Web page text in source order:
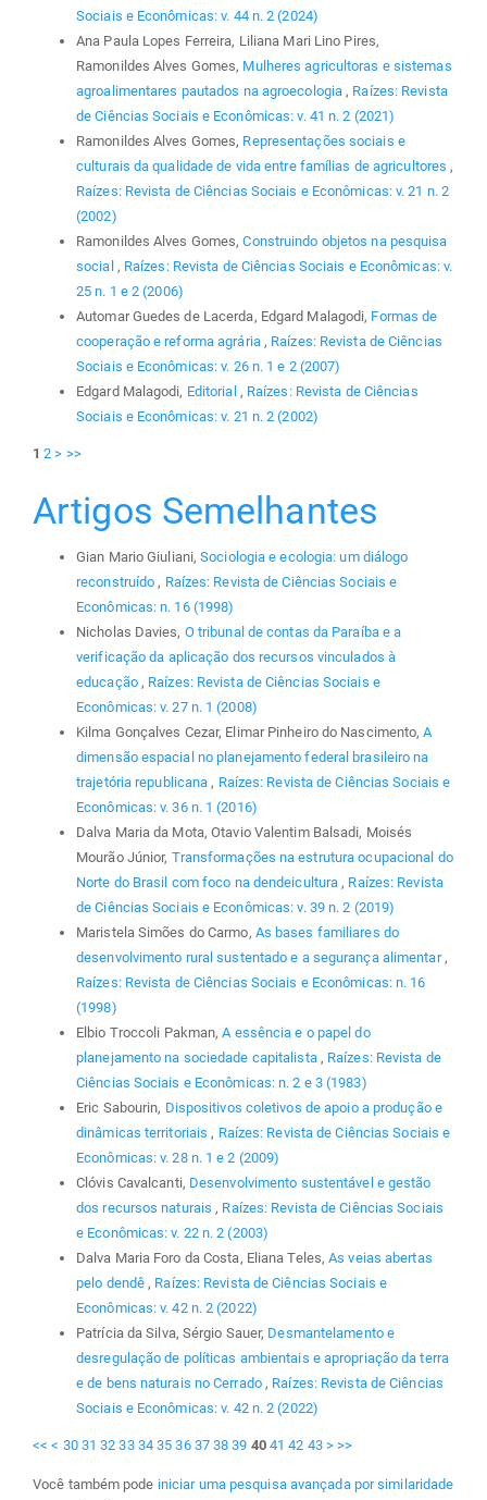
Sociais e Econômicas: v. 44 n. 2 (2024)
Ana Paula Lopes Ferreira, Liliana Mari Lino Pires,
Ramonildes Alves Gomes, Mulheres agricultoras e sistemas
agroalimentares pautados na agroecologia , Raízes: Revista
de Ciências Sociais e Econômicas: v. 41 n. 2 (2021)
Ramonildes Alves Gomes, Representações sociais e
culturais da qualidade de vida entre famílias de agricultores ,
Raízes: Revista de Ciências Sociais e Econômicas: v. 21 n. 2
(2002)
Ramonildes Alves Gomes,Construindo objetos na pesquisa
social , Raízes: Revista de Ciências Sociais e Econômicas: v.
25 n. 1 e 2 (2006)
Automar Guedes de Lacerda, Edgard Malagodi, Formas de
cooperação e reforma agrária , Raízes: Revista de Ciências
Sociais e Econômicas: v. 26 n. 1 e 2 (2007)
Edgard Malagodi, Editorial , Raízes: Revista de Ciências
Sociais e Econômicas: v. 21 n. 2 (2002)
1 2 > >>
Artigos Semelhantes
Gian Mario Giuliani,Sociologia e ecologia: um diálogo
reconstruído , Raízes: Revista de Ciências Sociais e
Econômicas: n. 16 (1998)
Nicholas Davies, O tribunal de contas da Paraíba e a
verificação da aplicação dos recursos vinculados à
educação , Raízes: Revista de Ciências Sociais e
Econômicas: v. 27 n. 1 (2008)
Kilma Gonçalves Cezar, Elimar Pinheiro do Nascimento,A
dimensão espacial no planejamento federal brasileiro na
trajetória republicana , Raízes: Revista de Ciências Sociais e
Econômicas: v. 36 n. 1 (2016)
Dalva Maria da Mota, Otavio Valentim Balsadi, Moisés
Mourão Júnior, Transformações na estrutura ocupacional do
Norte do Brasil com foco na dendeicultura , Raízes: Revista
de Ciências Sociais e Econômicas: v. 39 n. 2 (2019)
Maristela Simões do Carmo, As bases familiares do
desenvolvimento rural sustentado e a segurança alimentar ,
Raízes: Revista de Ciências Sociais e Econômicas: n. 16
(1998)
Elbio Troccoli Pakman,A essência e o papel do
planejamento na sociedade capitalista , Raízes: Revista de
Ciências Sociais e Econômicas: n. 2 e 3 (1983)
Eric Sabourin, Dispositivos coletivos de apoio a produção e
dinâmicas territoriais , Raízes: Revista de Ciências Sociais e
Econômicas: v. 28 n. 1 e 2 (2009)
Clóvis Cavalcanti, Desenvolvimento sustentável e gestão
dos recursos naturais , Raízes: Revista de Ciências Sociais
e Econômicas: v. 22 n. 2 (2003)
Dalva Maria Foro da Costa, Eliana Teles,As veias abertas
pelo dendê , Raízes: Revista de Ciências Sociais e
Econômicas: v. 42 n. 2 (2022)
Patrícia da Silva, Sérgio Sauer, Desmantelamento e
desregulação de políticas ambientais e apropriação da terra
e de bens naturais no Cerrado , Raízes: Revista de Ciências
Sociais e Econômicas: v. 42 n. 2 (2022)
<< < 30 31 32 33 34 35 36 37 38 39 40 41 42 43 > >>
Você também pode iniciar uma pesquisa avançada por similaridade